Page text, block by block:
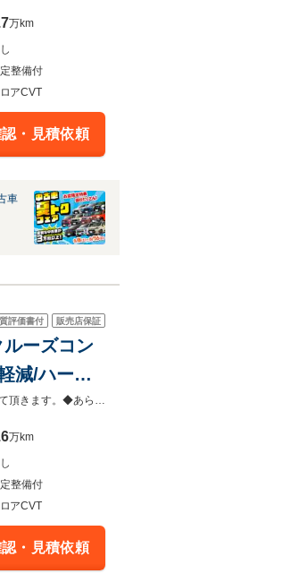
万km
整備付
アCVT
・見積依頼
車
評価書付 販売店保証
ーズコン
減/ハーフ
ーム/保証書
◆当店以外で購入される場合は陸送費用等、別途費用が発生します。◆販売はご来場のお客様を優先させて頂きます。◆あらかじめご確認下さい※販売は一般のお客様に限ります。
万km
整備付
アCVT
・見積依頼